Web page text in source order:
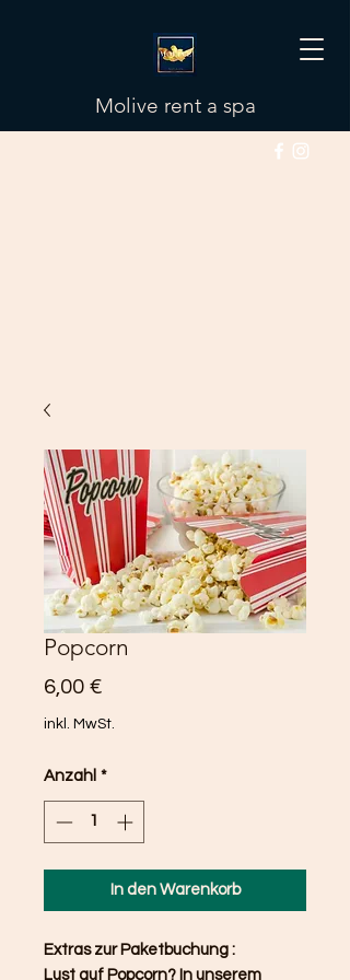
Molive rent a spa
Popcorn
6,00 €Preis
inkl. MwSt.
Anzahl *
In den Warenkorb
Extras zur Paketbuchung :
Lust auf Popcorn? In unserem